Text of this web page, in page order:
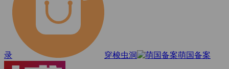
录 穿梭虫洞 萌国备案